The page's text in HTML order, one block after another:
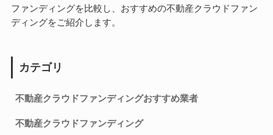
ファンディングを比較し、おすすめの不動産クラウドファン
ディングをご紹介します。
カテゴリ
不動産クラウドファンディングおすすめ業者
不動産クラウドファンディング